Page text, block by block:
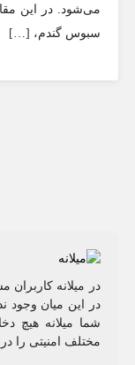
می‌شود. در این
سبوس گندم، […]
در میلانه
در این میان وجود
شما میلانه هیچ
مختلف امنیتی را